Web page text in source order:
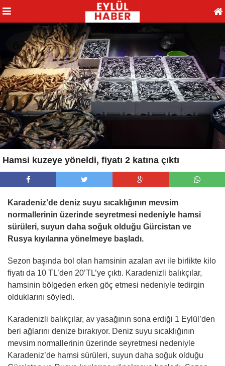
Hamsi kuzeye yöneldi, fiyatı 2 katına çıktı
Karadeniz’de deniz suyu sıcaklığının mevsim
normallerinin üzerinde seyretmesi nedeniyle hamsi
sürüleri, suyun daha soğuk olduğu Gürcistan ve
Rusya kıyılarına yönelmeye başladı.
Sezon başında bol olan hamsinin azalan avı ile birlikte kilo
fiyatı da 10 TL’den 20’TL’ye çıktı. Karadenizli balıkçılar,
hamsinin bölgeden erken göç etmesi nedeniyle tedirgin
olduklarını söyledi.
Karadenizli balıkçılar, av yasağının sona erdiği 1 Eylül’den
beri ağlarını denize bırakıyor. Deniz suyu sıcaklığının
mevsim normallerinin üzerinde seyretmesi nedeniyle
Karadeniz’de hamsi sürüleri, suyun daha soğuk olduğu